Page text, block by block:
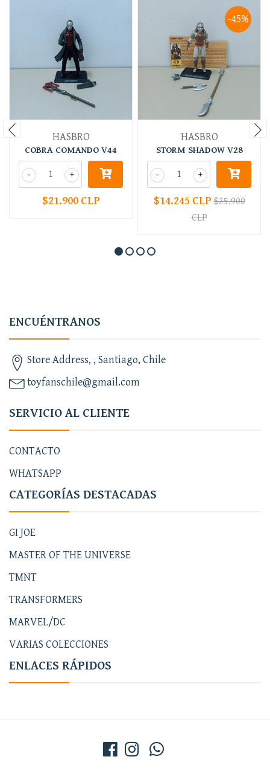
HASBRO
COBRA COMANDO V44
+
-
$21.900 CLP
-45%
HASBRO
STORM SHADOW V28
+
-
$14.245 CLP$25.900
CLP
ENCUÉNTRANOS
Store Address, , Santiago, Chile
toyfanschile@gmail.com
SERVICIO AL CLIENTE
CONTACTO
WHATSAPP
CATEGORÍAS DESTACADAS
GI JOE
MASTER OF THE UNIVERSE
TMNT
TRANSFORMERS
MARVEL/DC
VARIAS COLECCIONES
ENLACES RÁPIDOS